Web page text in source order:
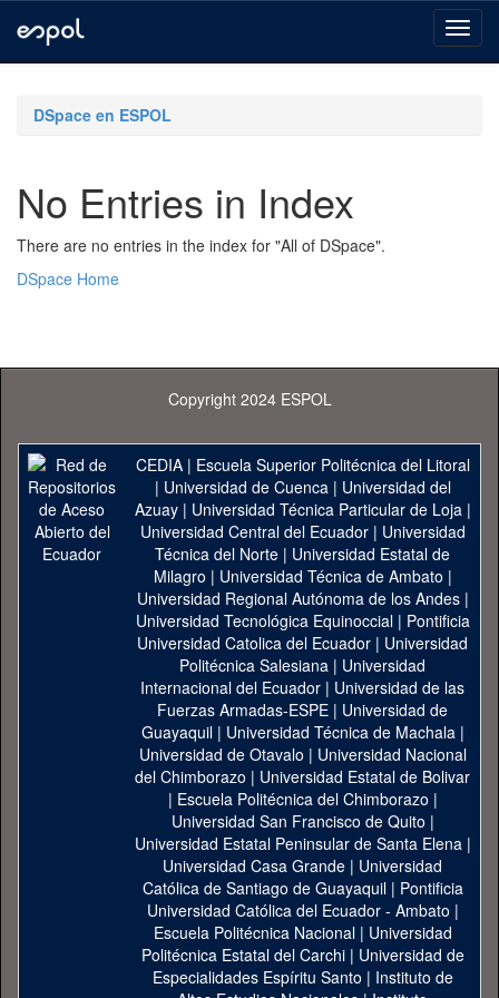
navigationDSpace en ESPOL
No Entries in Index
There are no entries in the index for "All of DSpace".
DSpace Home
Copyright 2024 ESPOL
CEDIA| Escuela Superior Politécnica del Litoral
| Universidad de Cuenca| Universidad del
Azuay| Universidad Técnica Particular de Loja|
Universidad Central del Ecuador| Universidad
Técnica del Norte | Universidad Estatal de
Milagro | Universidad Técnica de Ambato |
Universidad Regional Autónoma de los Andes|
Universidad Tecnológica Equinoccial| Pontificia
Universidad Catolica del Ecuador | Universidad
Politécnica Salesiana | Universidad
Internacional del Ecuador | Universidad de las
Fuerzas Armadas-ESPE | Universidad de
Guayaquil| Universidad Técnica de Machala|
Universidad de Otavalo | Universidad Nacional
del Chimborazo | Universidad Estatal de Bolivar
| Escuela Politécnica del Chimborazo |
Universidad San Francisco de Quito |
Universidad Estatal Peninsular de Santa Elena|
Universidad Casa Grande | Universidad
Católica de Santiago de Guayaquil| Pontificia
Universidad Católica del Ecuador - Ambato |
Escuela Politécnica Nacional| Universidad
Politécnica Estatal del Carchi| Universidad de
Especialidades Espíritu Santo | Instituto de